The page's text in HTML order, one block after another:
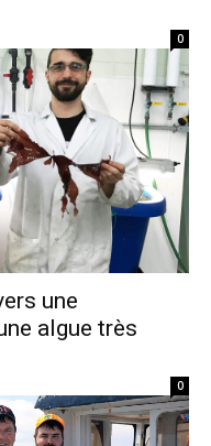
0
une
algue très
0